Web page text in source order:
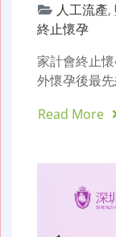
人工流產,
終止懷孕
家計會終止
外懷孕後最
Read More